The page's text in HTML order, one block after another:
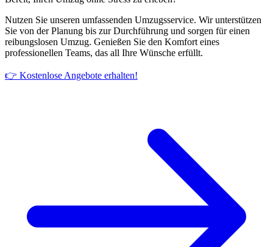
Nutzen Sie unseren umfassenden Umzugsservice. Wir unterstützen
Sie von der Planung bis zur Durchführung und sorgen für einen
reibungslosen Umzug. Genießen Sie den Komfort eines
professionellen Teams, das all Ihre Wünsche erfüllt.
👉 Kostenlose Angebote erhalten!